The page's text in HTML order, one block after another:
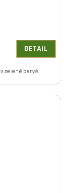
DETAIL
zelené barvě.